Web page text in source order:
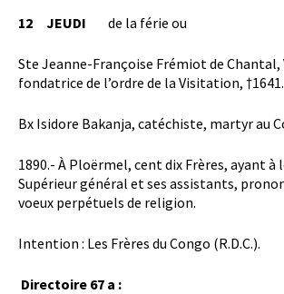
12 JEUDI de la férie ou
Ste Jeanne-Françoise Frémiot de Chantal,
fondatrice de l’ordre de la Visitation, †1641.
Bx Isidore Bakanja, catéchiste, martyr au
1890.- À Ploërmel, cent dix Frères, ayant à
Supérieur général et ses assistants,
voeux perpétuels de religion.
Intention : Les Frères du Congo (R.D.C.).
Directoire 67 a :